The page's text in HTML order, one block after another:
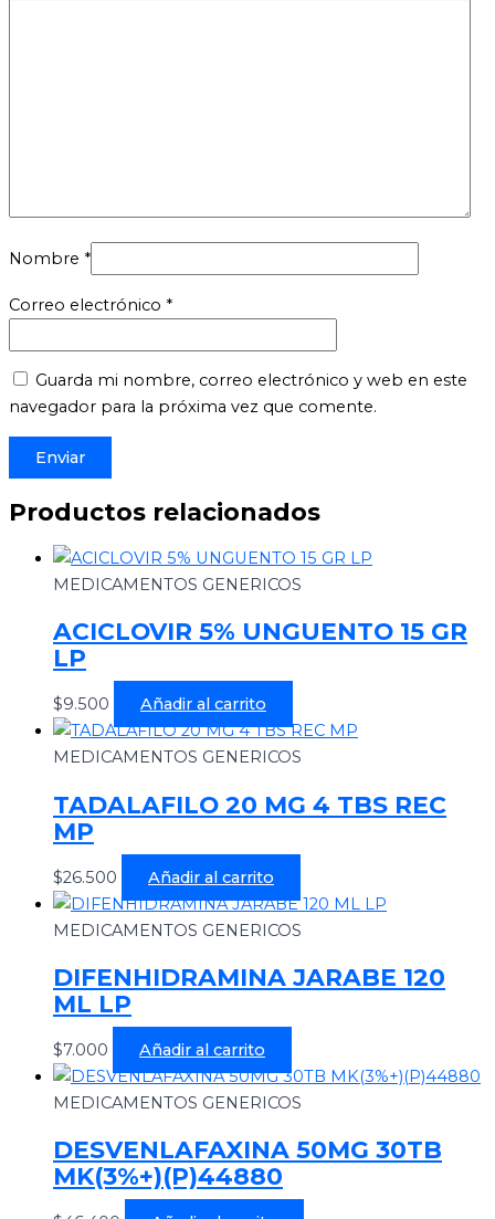
Nombre *
Correo electrónico *
Guarda mi nombre, correo electrónico y web en este
navegador para la próxima vez que comente.
Productos relacionados
MEDICAMENTOS GENERICOS
ACICLOVIR 5% UNGUENTO 15 GR
LP
$9.500 Añadir al carrito
MEDICAMENTOS GENERICOS
TADALAFILO 20 MG 4 TBS REC
MP
$26.500 Añadir al carrito
MEDICAMENTOS GENERICOS
DIFENHIDRAMINA JARABE 120
ML LP
$7.000 Añadir al carrito
MEDICAMENTOS GENERICOS
DESVENLAFAXINA 50MG 30TB
MK(3%+)(P)44880